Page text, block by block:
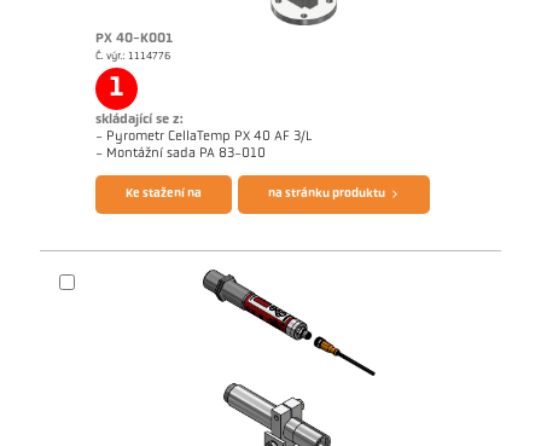
PX 40-K001
Č. výr.: 1114776
1
skládající se z:
- Pyrometr CellaTemp PX 40 AF 3/L
- Montážní sada PA 83-010
Brožura CellaTemp PX Questionnaire Radiation Pyrometers
Ke stažení na na stránku produktu